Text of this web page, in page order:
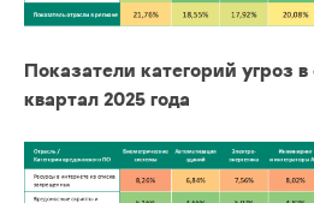
Показатели категорий угроз
квартал 2025 года